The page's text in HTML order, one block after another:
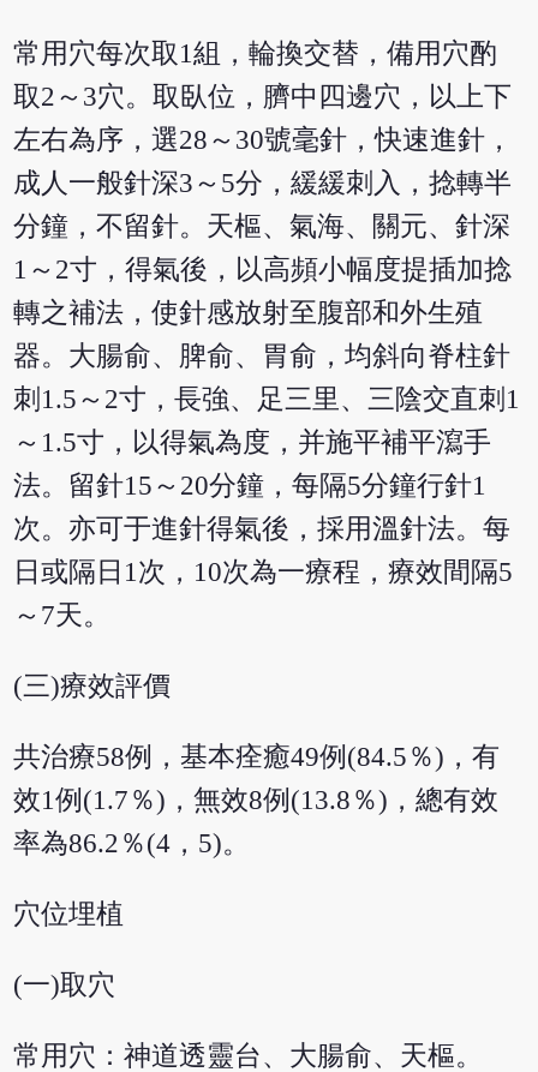
常用穴每次取1組，輪換交替，備用穴酌
取2～3穴。取臥位，臍中四邊穴，以上下
左右為序，選28～30號毫針，快速進針，
成人一般針深3～5分，緩緩刺入，捻轉半
分鐘，不留針。天樞、氣海、關元、針深
1～2寸，得氣後，以高頻小幅度提插加捻
轉之補法，使針感放射至腹部和外生殖
器。大腸俞、脾俞、胃俞，均斜向脊柱針
刺1.5～2寸，長強、足三里、三陰交直刺1
～1.5寸，以得氣為度，并施平補平瀉手
法。留針15～20分鐘，每隔5分鐘行針1
次。亦可于進針得氣後，採用溫針法。每
日或隔日1次，10次為一療程，療效間隔5
～7天。
(三)療效評價
共治療58例，基本痊癒49例(84.5％)，有
效1例(1.7％)，無效8例(13.8％)，總有效
率為86.2％(4，5)。
穴位埋植
(一)取穴
常用穴：神道透靈台、大腸俞、天樞。